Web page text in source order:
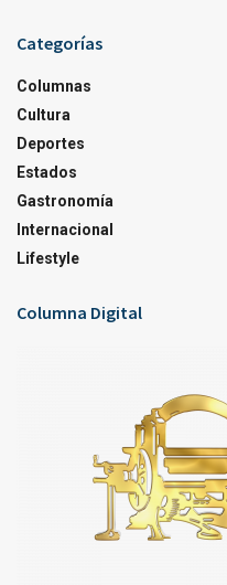
Categorías
Columnas
Cultura
Deportes
Estados
Gastronomía
Internacional
Lifestyle
Columna Digital